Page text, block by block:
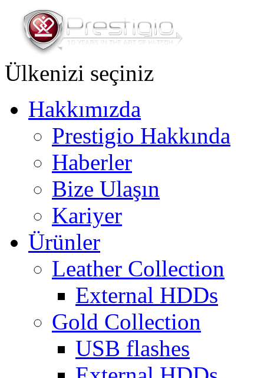
Ülkenizi seçiniz
Hakkımızda
Prestigio Hakkında
Haberler
Bize Ulaşın
Kariyer
Ürünler
Leather Collection
External HDDs
Gold Collection
USB flashes